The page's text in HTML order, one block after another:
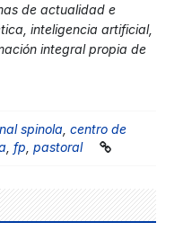
de actualidad e
inteligencia artificial,
integral propia de
spinola centro de
fp pastoral